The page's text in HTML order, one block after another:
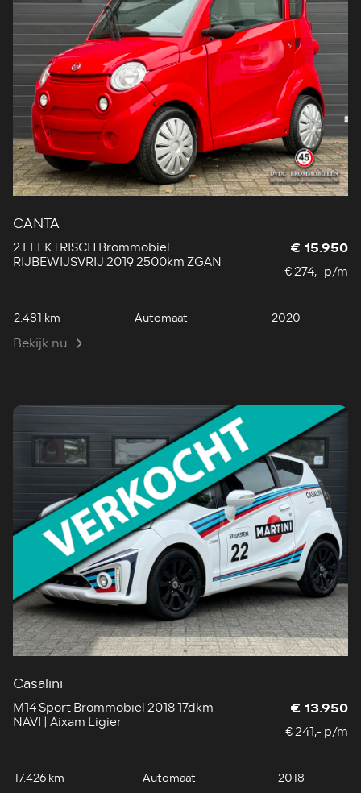
CANTA
2 ELEKTRISCH Brommobiel
RIJBEWIJSVRIJ 2019 2500km ZGAN
€ 15.950
€ 274,- p/m
2.481 km Automaat 2020
Bekijk nu
Casalini
M14 Sport Brommobiel 2018 17dkm
NAVI | Aixam Ligier
€ 13.950
€ 241,- p/m
17.426 km Automaat 2018